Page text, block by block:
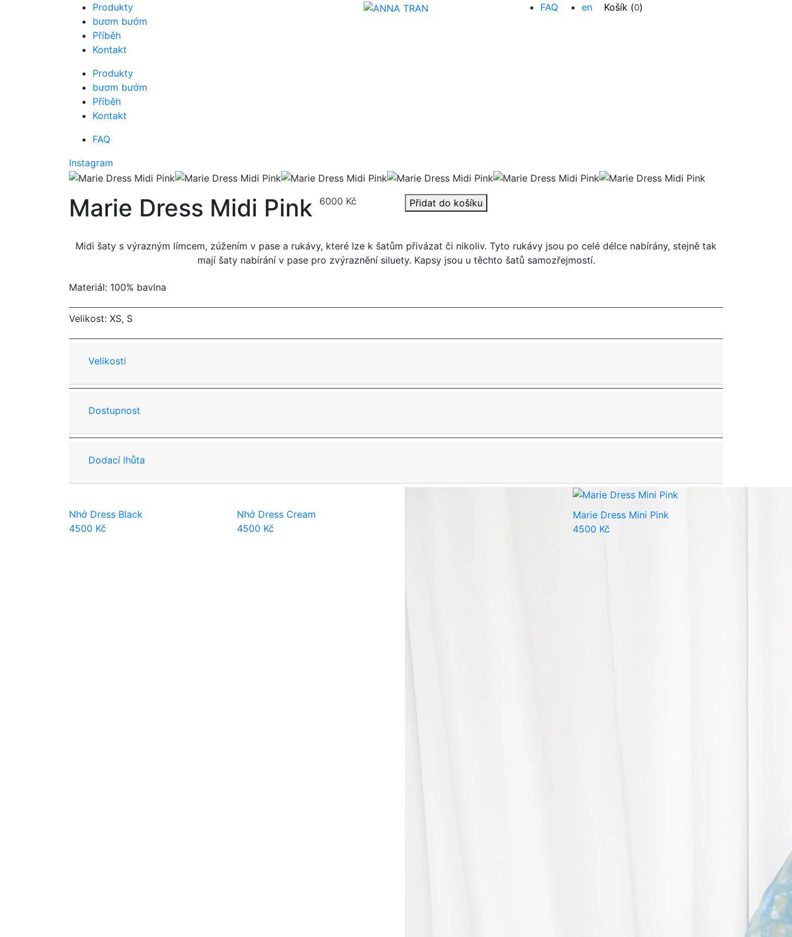
Produkty
bươm bướm
Příběh
Kontakt
FAQ en Košík (0)
Produkty
bươm bướm
Příběh
Kontakt
FAQ
Instagram
Marie Dress Midi Pink 6000 Kč Přidat do košíku
Midi šaty s výrazným límcem, zúžením v pase a rukávy, které lze k šatům přivázat či nikoliv. Tyto rukávy jsou po celé délce nabírány, stejně tak
mají šaty nabírání v pase pro zvýraznění siluety. Kapsy jsou u těchto šatů samozřejmostí.
Materiál: 100% bavlna
Velikost: XS, S
Velikosti
Dostupnost
Dodací lhůta
Nhớ Dress Black
4500 Kč
Nhớ Dress Cream
4500 Kč
Marie Dress Mini Pink
4500 Kč